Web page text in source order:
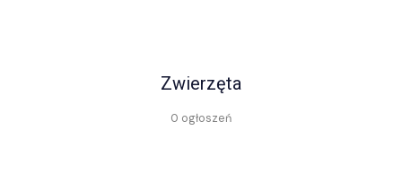
Zwierzęta
0 ogłoszeń